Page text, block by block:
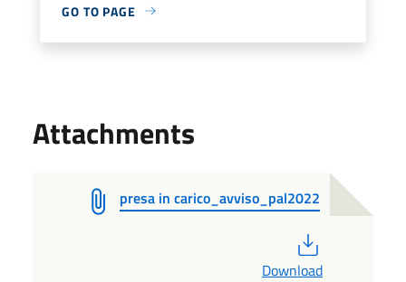
GO TO PAGE
Attachments
presa in carico_avviso_pal2022
Download